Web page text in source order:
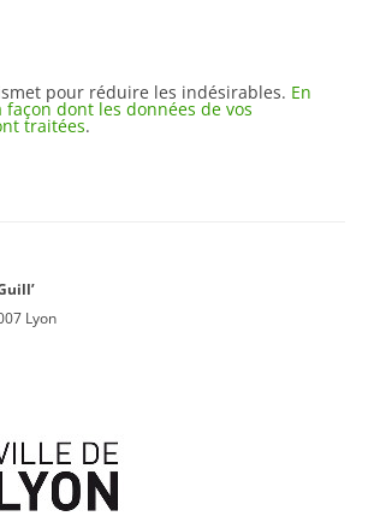
pour réduire les indésirables. En
dont les données de vos
traitées.
Lyon